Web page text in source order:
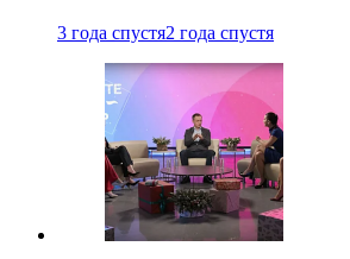
3 года спустя2 года спустя